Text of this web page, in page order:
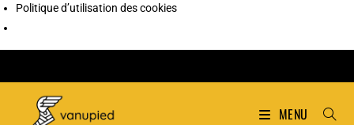
Politique d’utilisation des cookies
MENU